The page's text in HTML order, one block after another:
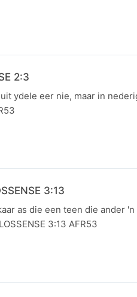
2:3
ydele eer nie, maar in
3:13
as die een teen die ander
3:13 AFR53